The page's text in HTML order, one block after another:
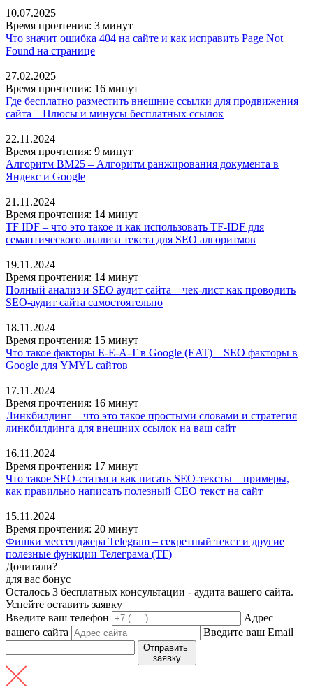
10.07.2025
Время прочтения: 3 минут
Что значит ошибка 404 на сайте и как исправить Page Not
Found на странице
27.02.2025
Время прочтения: 16 минут
Где бесплатно разместить внешние ссылки для продвижения
сайта – Плюсы и минусы бесплатных ссылок
22.11.2024
Время прочтения: 9 минут
Алгоритм BM25 – Алгоритм ранжирования документа в
Яндекс и Google
21.11.2024
Время прочтения: 14 минут
TF IDF – что это такое и как использовать TF-IDF для
семантического анализа текста для SEO алгоритмов
19.11.2024
Время прочтения: 14 минут
Полный анализ и SEO аудит сайта – чек-лист как проводить
SEO-аудит сайта самостоятельно
18.11.2024
Время прочтения: 15 минут
Что такое факторы E-E-A-T в Google (EAT) – SEO факторы в
Google для YMYL сайтов
17.11.2024
Время прочтения: 16 минут
Линкбилдинг – что это такое простыми словами и стратегия
линкбилдинга для внешних ссылок на ваш сайт
16.11.2024
Время прочтения: 17 минут
Что такое SEO-статья и как писать SEO-тексты – примеры,
как правильно написать полезный СЕО текст на сайт
15.11.2024
Время прочтения: 20 минут
Фишки мессенджера Telegram – секретный текст и другие
полезные функции Телеграма (ТГ)
Дочитали?
для вас бонус
Осталось 3 бесплатных консультации - аудита вашего сайта.
Успейте оставить заявку
Введите ваш телефон
Адрес
вашего сайта
Введите ваш Email
Отправить
заявку